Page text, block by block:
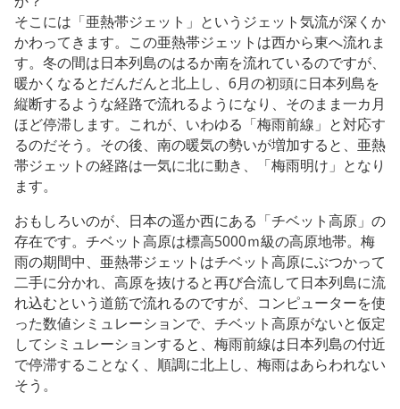
そこには「亜熱帯ジェット」というジェット気流が深くか
かわってきます。この亜熱帯ジェットは西から東へ流れま
す。冬の間は日本列島のはるか南を流れているのですが、
暖かくなるとだんだんと北上し、6月の初頭に日本列島を
縦断するような経路で流れるようになり、そのまま一カ月
ほど停滞します。これが、いわゆる「梅雨前線」と対応す
るのだそう。その後、南の暖気の勢いが増加すると、亜熱
帯ジェットの経路は一気に北に動き、「梅雨明け」となり
ます。
おもしろいのが、日本の遥か西にある「チベット高原」の
存在です。チベット高原は標高5000ｍ級の高原地帯。梅
雨の期間中、亜熱帯ジェットはチベット高原にぶつかって
二手に分かれ、高原を抜けると再び合流して日本列島に流
れ込むという道筋で流れるのですが、コンピューターを使
った数値シミュレーションで、チベット高原がないと仮定
してシミュレーションすると、梅雨前線は日本列島の付近
で停滞することなく、順調に北上し、梅雨はあらわれない
そう。